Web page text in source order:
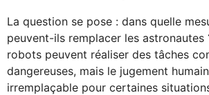
La question se pose : dans quelle
peuvent-ils remplacer les astronautes
robots peuvent réaliser des tâches
dangereuses, mais le jugement
irremplaçable pour certaines